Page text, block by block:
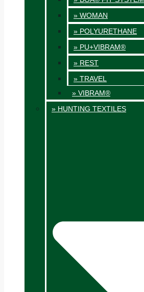
» WOMAN
» POLYURETHANE
» PU+VIBRAM®
» REST
» TRAVEL
» VIBRAM®
» HUNTING TEXTILES